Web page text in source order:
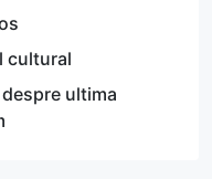
cultural
ultima